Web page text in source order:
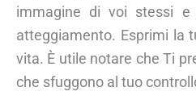
immagine di voi stessi e
atteggiamento. Esprimi la
vita. È utile notare che Ti
che sfuggono al tuo